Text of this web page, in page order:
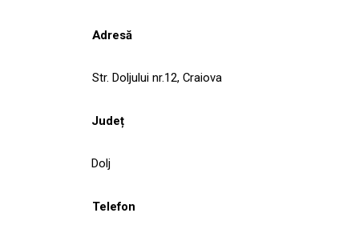
Adresă
Str. Doljului nr.12, Craiova
Județ
Dolj
Telefon